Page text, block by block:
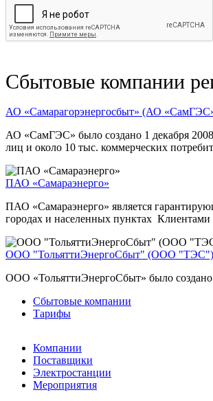
Сбытовые компании
АО «Самарагорэнергосбыт» (АО
АО «СамГЭС» было создано 1 декабря
лиц и около 10 тыс. коммерческих
ПАО «Самараэнерго»
ПАО «Самараэнерго» является
городах и населенных пунктах
ООО "ТольяттиЭнергоСбыт" (ООО "ТЭС")
ООО «ТольяттиЭнергоСбыт» было создано
Сбытовые компании
Тарифы
Компании
Поставщики
Электростанции
Мероприятия